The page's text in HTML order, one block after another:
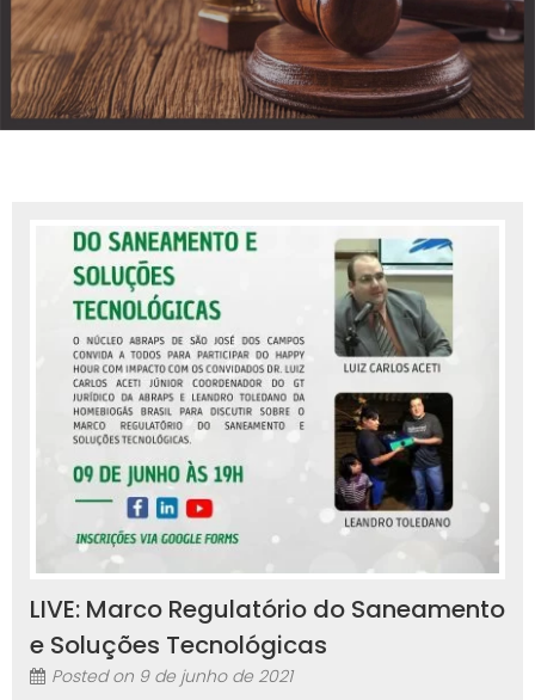
LIVE: Marco Regulatório do Saneamento
e Soluções Tecnológicas
Posted on 9 de junho de 2021